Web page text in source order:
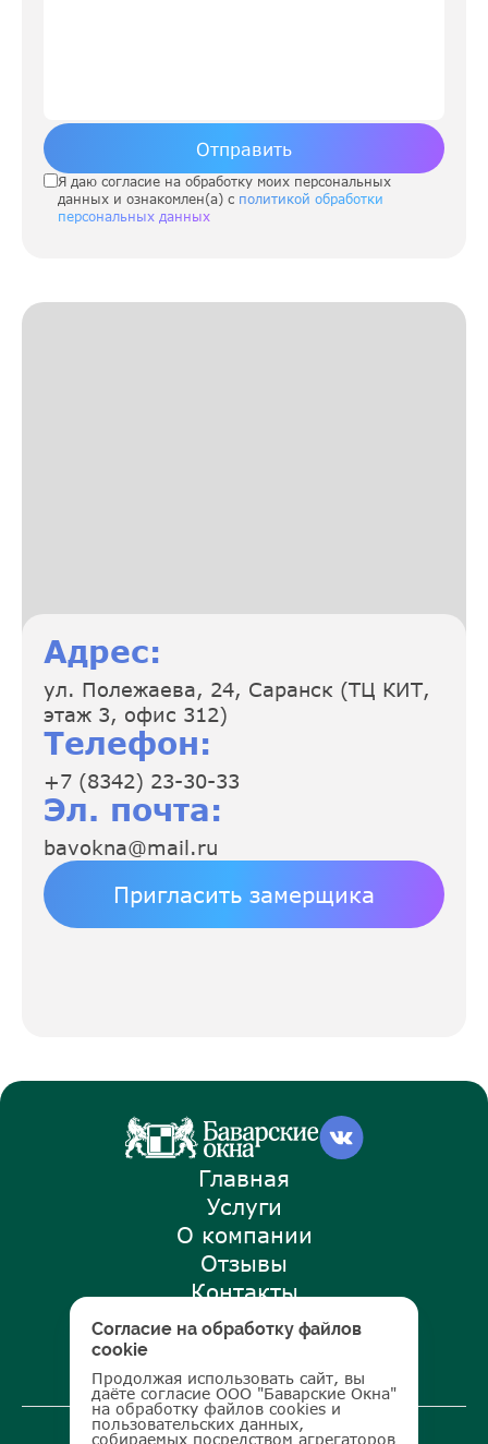
Отправить
Я даю согласие на обработку моих персональных
данных и ознакомлен(а) с политикой обработки
персональных данных
Адрес:
ул. Полежаева, 24, Саранск (ТЦ КИТ,
этаж 3, офис 312)
Телефон:
+7 (8342) 23-30-33
Эл. почта:
bavokna@mail.ru
Пригласить замерщика
Главная
Услуги
О компании
Отзывы
Контакты
Наши советы
Стать дилером
2010-2026
Согласие на обработку файлов
cookie
Продолжая использовать сайт, вы
даёте согласие ООО "Баварские Окна"
на обработку файлов cookies и
пользовательских данных,
собираемых посредством агрегаторов